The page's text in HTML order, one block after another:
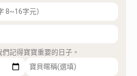
記得寶寶重要的日子。